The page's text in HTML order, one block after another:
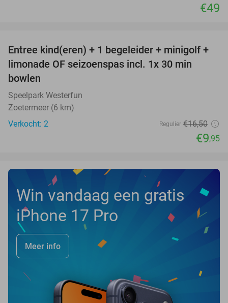
€49
40%
TODAY
Entree kind(eren) + 1 begeleider + minigolf +
limonade OF seizoenspas incl. 1x 30 min
bowlen
Speelpark Westerfun
Zoetermeer (6 km)
Verkocht: 2
Regulier €16,50
€9,95
Win vandaag een gratis
iPhone 17 Pro
Meer info